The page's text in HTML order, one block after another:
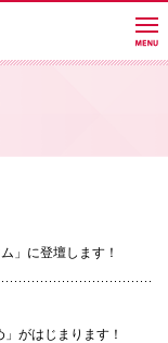
」に登壇します！
がはじまります！